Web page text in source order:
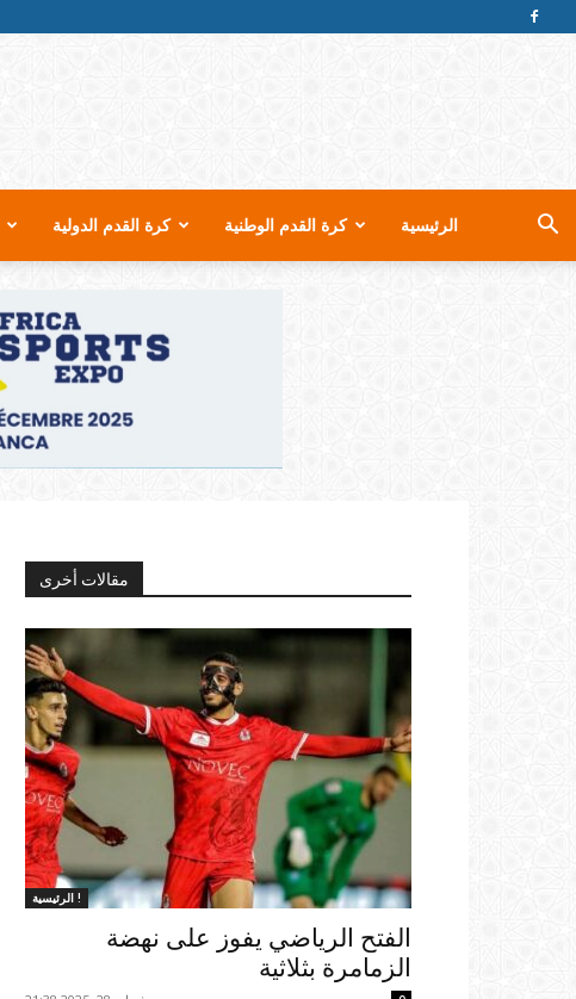
كرة القدم الدولية كرة القدم الوطنية الرئيسية
مقالات أخرى
الرئيسية !
الفتح الرياضي يفوز على نهضة
الزمامرة بثلاثية